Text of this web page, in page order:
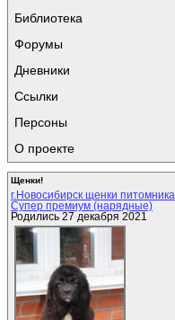
Библиотека
Форумы
Дневники
Ссылки
Персоны
О проекте
Щенки!
г.Новосибирск щенки питомника
Супер премиум (нарядные)
Родились 27 декабря 2021